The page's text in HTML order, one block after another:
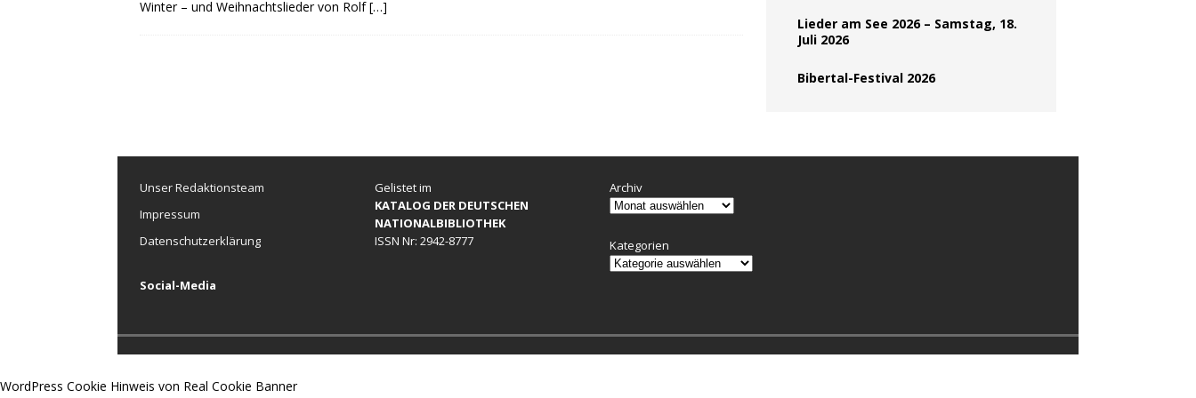
Winter – und Weihnachtslieder von Rolf[…]
Lieder am See 2026 – Samstag, 18.
Juli 2026
Bibertal-Festival 2026
Unser Redaktionsteam
Impressum
Datenschutzerklärung
Social-Media
Gelistet im
KATALOG DER DEUTSCHEN
NATIONALBIBLIOTHEK
ISSN Nr: 2942-8777
Archiv
Kategorien
WordPress Cookie Hinweis von Real Cookie Banner